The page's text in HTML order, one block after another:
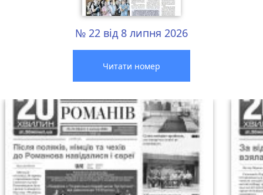
№ 22 від 8 липня 2026
Читати номер